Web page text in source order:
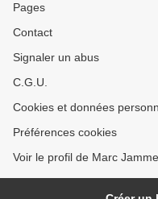
Pages
Contact
Signaler un abus
C.G.U.
Cookies et données
Préférences cookies
Voir le profil de Marc